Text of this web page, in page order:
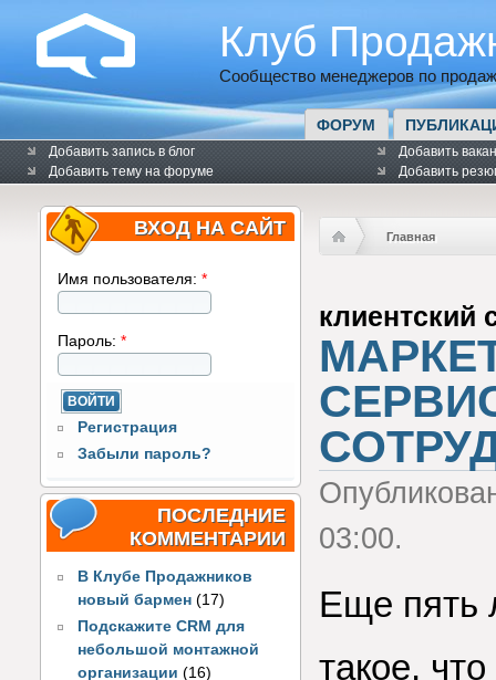
Клуб
Сообщество менеджеров по
ФОРУМ
Добавить запись в блог
Добавить тему на форуме
Добавить
Добавить
ВХОД НА САЙТ
Имя пользователя: *
Пароль: *
Регистрация
Забыли пароль?
ПОСЛЕДНИЕ
КОММЕНТАРИИ
В Клубе Продажников
новый бармен (17)
Подскажите CRM для
небольшой монтажной
организации (16)
Главная
клиентский
03:00.
Еще пять
такое,